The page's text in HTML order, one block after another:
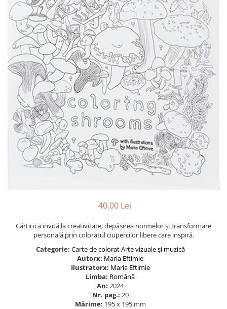
40,00 Lei
Cărticica invită la creativitate, depășirea normelor și transformare
personală prin coloratul ciupercilor libere care inspiră.
Categorie: Carte de coloratArte vizuale și muzică
Autorx: Maria Eftimie
Ilustratorx: Maria Eftimie
Limba: Română
An: 2024
Nr. pag.: 20
Mărime: 195 x 195 mm